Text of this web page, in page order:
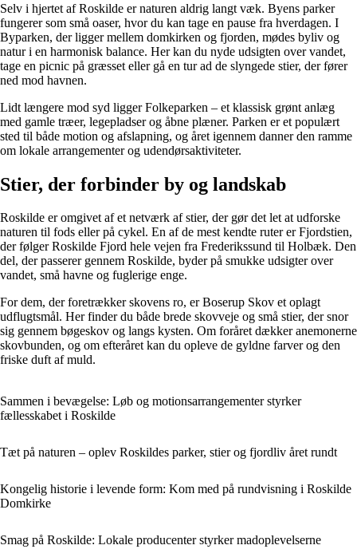
Selv i hjertet af Roskilde er naturen aldrig langt væk. Byens parker
fungerer som små oaser, hvor du kan tage en pause fra hverdagen. I
Byparken, der ligger mellem domkirken og fjorden, mødes byliv og
natur i en harmonisk balance. Her kan du nyde udsigten over vandet,
tage en picnic på græsset eller gå en tur ad de slyngede stier, der fører
ned mod havnen.
Lidt længere mod syd ligger Folkeparken – et klassisk grønt anlæg
med gamle træer, legepladser og åbne plæner. Parken er et populært
sted til både motion og afslapning, og året igennem danner den ramme
om lokale arrangementer og udendørsaktiviteter.
Stier, der forbinder by og landskab
Roskilde er omgivet af et netværk af stier, der gør det let at udforske
naturen til fods eller på cykel. En af de mest kendte ruter er Fjordstien,
der følger Roskilde Fjord hele vejen fra Frederikssund til Holbæk. Den
del, der passerer gennem Roskilde, byder på smukke udsigter over
vandet, små havne og fuglerige enge.
For dem, der foretrækker skovens ro, er Boserup Skov et oplagt
udflugtsmål. Her finder du både brede skovveje og små stier, der snor
sig gennem bøgeskov og langs kysten. Om foråret dækker anemonerne
skovbunden, og om efteråret kan du opleve de gyldne farver og den
friske duft af muld.
Sammen i bevægelse: Løb og motionsarrangementer styrker
fællesskabet i Roskilde
Tæt på naturen – oplev Roskildes parker, stier og fjordliv året rundt
Kongelig historie i levende form: Kom med på rundvisning i Roskilde
Domkirke
Smag på Roskilde: Lokale producenter styrker madoplevelserne